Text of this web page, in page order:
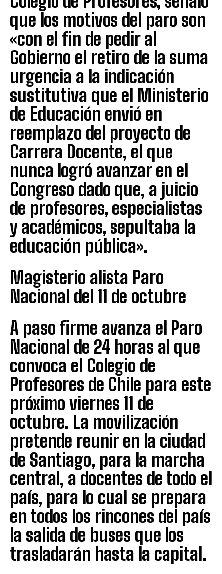
que los motivos del paro son
«con el fin de pedir al
Gobierno el retiro de la suma
urgencia a la indicación
sustitutiva que el Ministerio
de Educación envió en
reemplazo del proyecto de
Carrera Docente, el que
nunca logró avanzar en el
Congreso dado que, a juicio
de profesores, especialistas
y académicos, sepultaba la
educación pública».
Magisterio alista Paro
Nacional del 11 de octubre
A paso firme avanza el Paro
Nacional de 24 horas al que
convoca el Colegio de
Profesores de Chile para este
próximo viernes 11 de
octubre. La movilización
pretende reunir en la ciudad
de Santiago, para la marcha
central, a docentes de todo el
país, para lo cual se prepara
en todos los rincones del país
la salida de buses que los
trasladarán hasta la capital.